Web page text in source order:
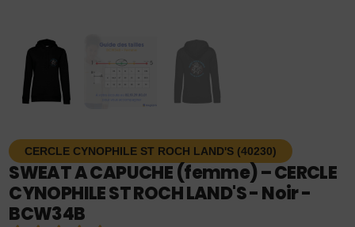
CERCLE CYNOPHILE ST ROCH LAND'S (40230)
SWEAT A CAPUCHE (femme) – CERCLE
CYNOPHILE ST ROCH LAND'S - Noir -
BCW34B